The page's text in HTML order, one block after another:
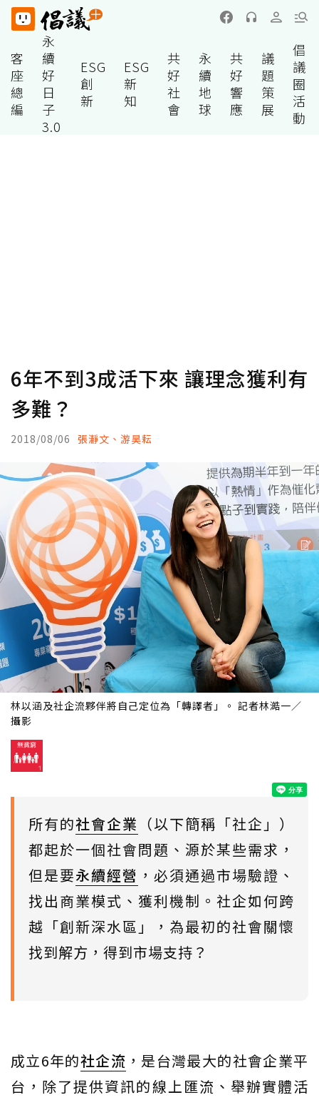
客
座
總
編
永
續
好
日
子
3.0
ESG
創
新
ESG
新
知
共
好
社
會
永
續
地
球
共
好
響
應
議
題
策
展
倡
議
圈
活
動
6年不到3成活下來 讓理念獲利有
多難？
2018/08/06 張瀞文、游昊耘
林以涵及社企流夥伴將自己定位為「轉譯者」。 記者林澔一／
攝影
所有的社會企業 （以下簡稱「社企」）
都起於一個社會問題、源於某些需求，
但是要永續經營 ，必須通過市場驗證、
找出商業模式、獲利機制。社企如何跨
越「創新深水區」，為最初的社會關懷
找到解方，得到市場支持？
成立6年的社企流 ，是台灣最大的社會企業平
台，除了提供資訊的線上匯流、舉辦實體活